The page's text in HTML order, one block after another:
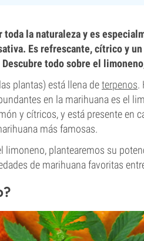
la naturaleza y es
Es refrescante, cítrico y
todo sobre el
plantas) está llena deterpenos.
en la marihuana es el
y cítricos, y está presente en
más famosas.
limoneno, plantearemos su
de marihuana favoritas